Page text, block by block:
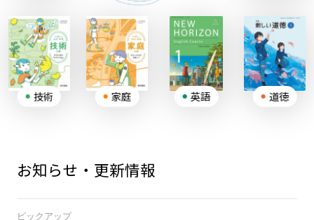
技術 家庭 英語 道徳
お知らせ・ 更新情報
ピックアップ